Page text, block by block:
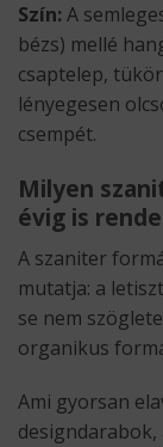
Szín: A
bézs) mellé
csaptelep,
lényegesen
csempét.
Milyen
évig is
A szaniter
mutatja: a
se nem
organikus
Ami gyorsan